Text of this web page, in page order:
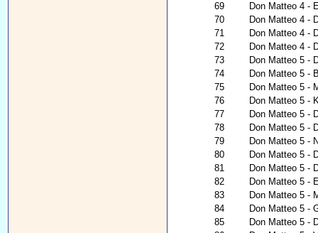
69
Don Matteo 4 -
70
Don Matteo 4 -
71
Don Matteo 4 -
72
Don Matteo 4 -
73
Don Matteo 5 -
74
Don Matteo 5 -
75
Don Matteo 5 -
76
Don Matteo 5 -
77
Don Matteo 5 -
78
Don Matteo 5 -
79
Don Matteo 5 -
80
Don Matteo 5 -
81
Don Matteo 5 -
82
Don Matteo 5 -
83
Don Matteo 5 -
84
Don Matteo 5 -
85
Don Matteo 5 -